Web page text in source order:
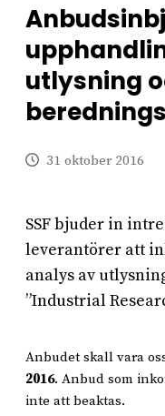
utlysning
31 oktober 2016
SSF bjuder in
leverantörer att
analys av
”Industrial
Anbudet skall vara
2016. Anbud som
inte att beaktas.